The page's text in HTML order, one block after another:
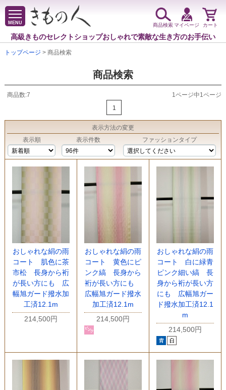
MENU
高級きものセレクトショップおしゃれで素敵な生き方のお手伝い
商品検索マイページ カート
トップページ > 商品検索
商品検索
商品数:7
1ページ中1ページ
1
表示方法の変更
表示順
表示件数 ファッションタイプ
おしゃれな絹の雨
コート 肌色に茶
市松 長身から裄
が長い方にも 広
幅旭ガード撥水加
工済12.1m
214,500円
おしゃれな絹の雨
コート 黄色にピ
ンク縞 長身から
裄が長い方にも
広幅旭ガード撥水
加工済12.1m
214,500円
おしゃれな絹の雨
コート 白に緑青
ピンク細い縞 長
身から裄が長い方
にも 広幅旭ガー
ド撥水加工済12.1
m
214,500円